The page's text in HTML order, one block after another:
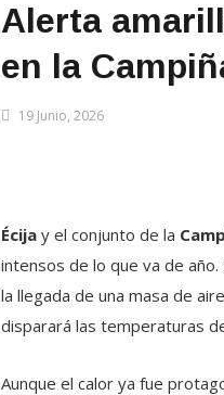
Alerta
en la
19 Junio, 2026
Écija y el conjunto de la
intensos de lo que va de
la llegada de una masa de
disparará las temperaturas
Aunque el calor ya fue